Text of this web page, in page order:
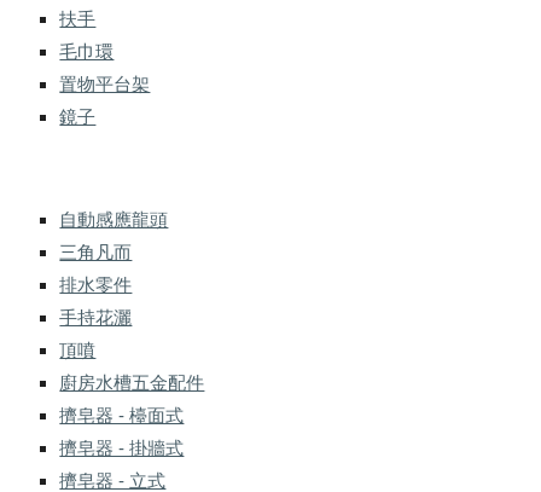
扶手
毛巾環
置物平台架
鏡子
自動感應龍頭
三角凡而
排水零件
手持花灑
頂噴
廚房水槽五金配件
擠皂器 - 檯面式
擠皂器 - 掛牆式
擠皂器 - 立式